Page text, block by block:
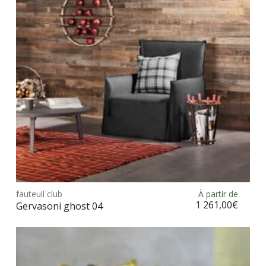
être
sur
la
du
fauteuil club
Gervasoni ghost 04
À partir de
1 261,00€